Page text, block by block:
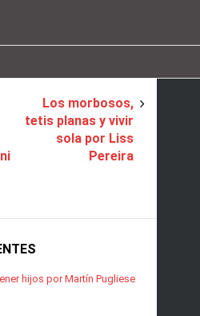
Los morbosos,
tetis planas y vivir
sola por Liss
Pereira
hijos por Martín Pugliese